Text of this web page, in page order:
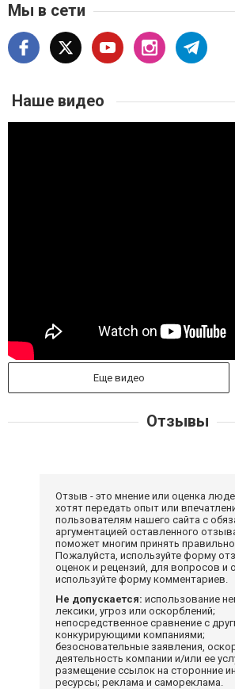
Мы в сети
Наше видео
Еще видео
Отзывы
Отзыв - это мнение или оценка
хотят передать опыт или
пользователям нашего сайта с
аргументацией оставленного
поможет многим принять
Пожалуйста, используйте форму
оценок и рецензий, для вопросов и
используйте форму комментариев.
Не допускается: использование
лексики, угроз или оскорблений;
непосредственное сравнение с
конкурирующими компаниями;
безосновательные заявления,
деятельность компании и/или ее
размещение ссылок на сторонние
ресурсы; реклама и самореклама.